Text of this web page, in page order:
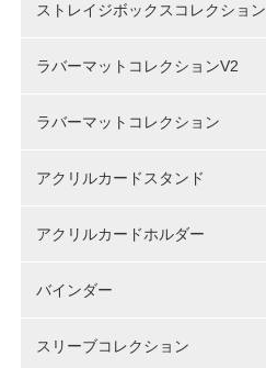
ストレイジボックスコレクション
ラバーマットコレクションV2
ラバーマットコレクション
アクリルカードスタンド
アクリルカードホルダー
バインダー
スリーブコレクション